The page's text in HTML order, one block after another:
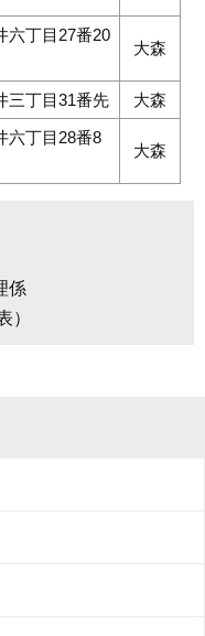
六丁目27番20
大森
三丁目31番先 大森
六丁目28番8
大森
係
）